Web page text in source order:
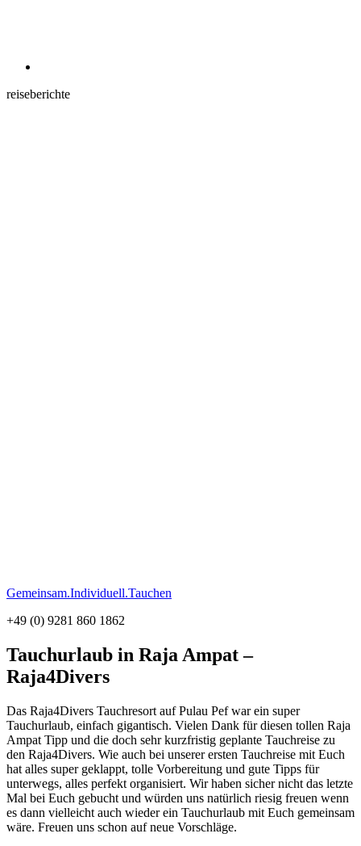
reiseberichte
Gemeinsam.Individuell.Tauchen
+49 (0) 9281 860 1862
Tauchurlaub in Raja Ampat –
Raja4Divers
Das Raja4Divers Tauchresort auf Pulau Pef war ein super
Tauchurlaub, einfach gigantisch. Vielen Dank für diesen tollen Raja
Ampat Tipp und die doch sehr kurzfristig geplante Tauchreise zu
den Raja4Divers. Wie auch bei unserer ersten Tauchreise mit Euch
hat alles super geklappt, tolle Vorbereitung und gute Tipps für
unterwegs, alles perfekt organisiert. Wir haben sicher nicht das letzte
Mal bei Euch gebucht und würden uns natürlich riesig freuen wenn
es dann vielleicht auch wieder ein Tauchurlaub mit Euch gemeinsam
wäre. Freuen uns schon auf neue Vorschläge.